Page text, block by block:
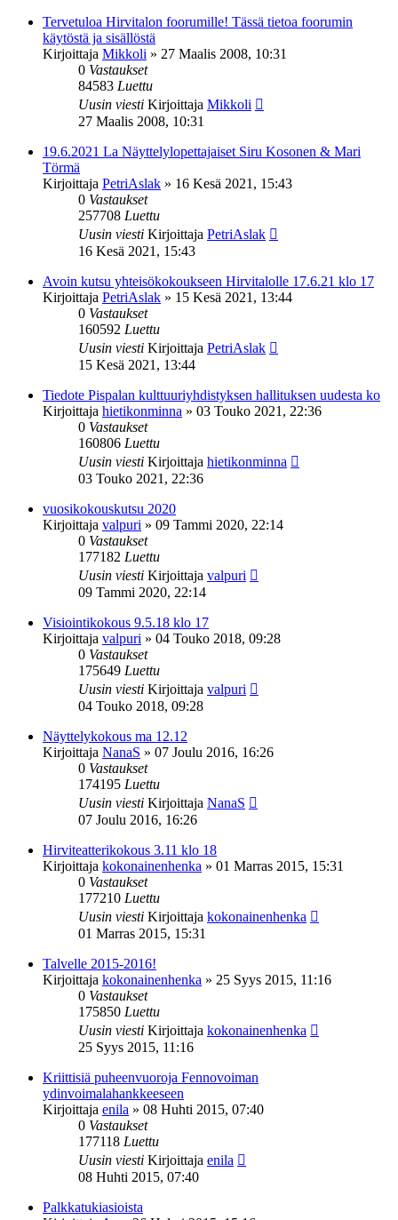
Tervetuloa Hirvitalon foorumille! Tässä tietoa foorumin
käytöstä ja sisällöstä
Kirjoittaja Mikkoli » 27 Maalis 2008, 10:31
0 Vastaukset
84583 Luettu
Uusin viesti Kirjoittaja Mikkoli
27 Maalis 2008, 10:31
19.6.2021 La Näyttelylopettajaiset Siru Kosonen & Mari
Törmä
Kirjoittaja PetriAslak » 16 Kesä 2021, 15:43
0 Vastaukset
257708 Luettu
Uusin viesti Kirjoittaja PetriAslak
16 Kesä 2021, 15:43
Avoin kutsu yhteisökokoukseen Hirvitalolle 17.6.21 klo 17
Kirjoittaja PetriAslak » 15 Kesä 2021, 13:44
0 Vastaukset
160592 Luettu
Uusin viesti Kirjoittaja PetriAslak
15 Kesä 2021, 13:44
Tiedote Pispalan kulttuuriyhdistyksen hallituksen uudesta ko
Kirjoittaja hietikonminna » 03 Touko 2021, 22:36
0 Vastaukset
160806 Luettu
Uusin viesti Kirjoittaja hietikonminna
03 Touko 2021, 22:36
vuosikokouskutsu 2020
Kirjoittaja valpuri » 09 Tammi 2020, 22:14
0 Vastaukset
177182 Luettu
Uusin viesti Kirjoittaja valpuri
09 Tammi 2020, 22:14
Visiointikokous 9.5.18 klo 17
Kirjoittaja valpuri » 04 Touko 2018, 09:28
0 Vastaukset
175649 Luettu
Uusin viesti Kirjoittaja valpuri
04 Touko 2018, 09:28
Näyttelykokous ma 12.12
Kirjoittaja NanaS » 07 Joulu 2016, 16:26
0 Vastaukset
174195 Luettu
Uusin viesti Kirjoittaja NanaS
07 Joulu 2016, 16:26
Hirviteatterikokous 3.11 klo 18
Kirjoittaja kokonainenhenka » 01 Marras 2015, 15:31
0 Vastaukset
177210 Luettu
Uusin viesti Kirjoittaja kokonainenhenka
01 Marras 2015, 15:31
Talvelle 2015-2016!
Kirjoittaja kokonainenhenka » 25 Syys 2015, 11:16
0 Vastaukset
175850 Luettu
Uusin viesti Kirjoittaja kokonainenhenka
25 Syys 2015, 11:16
Kriittisiä puheenvuoroja Fennovoiman
ydinvoimalahankkeeseen
Kirjoittaja enila » 08 Huhti 2015, 07:40
0 Vastaukset
177118 Luettu
Uusin viesti Kirjoittaja enila
08 Huhti 2015, 07:40
Palkkatukiasioista